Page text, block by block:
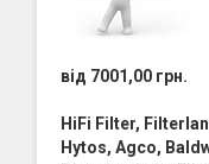
Дійсно
від 7001,00 грн.
HiFi Filter,
Hytos, Agco,